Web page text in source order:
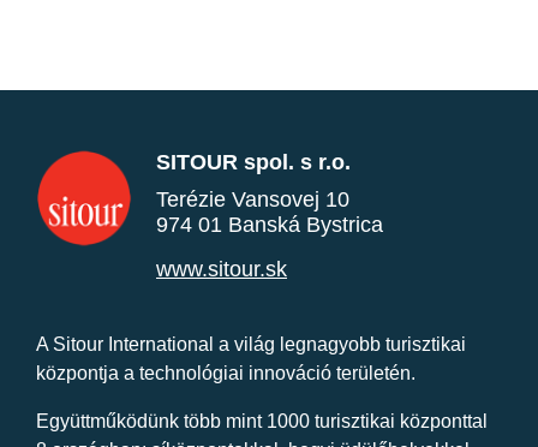
SITOUR spol. s r.o.
Terézie Vansovej 10
974 01 Banská Bystrica
www.sitour.sk
A Sitour International a világ legnagyobb turisztikai
központja a technológiai innováció területén.
Együttműködünk több mint 1000 turisztikai központtal